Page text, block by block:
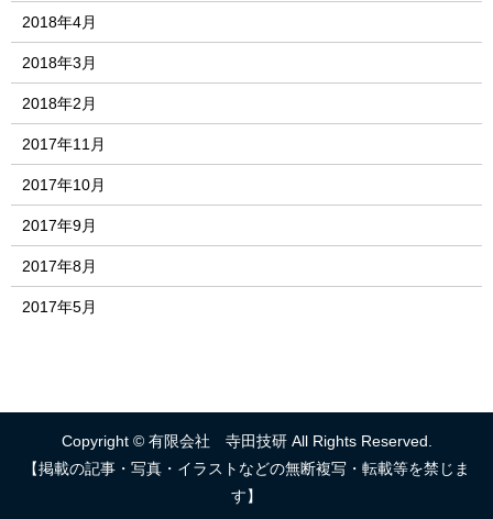
2018年4月
2018年3月
2018年2月
2017年11月
2017年10月
2017年9月
2017年8月
2017年5月
Copyright © 有限会社 寺田技研 All Rights Reserved.
【掲載の記事・写真・イラストなどの無断複写・転載等を禁じま
す】